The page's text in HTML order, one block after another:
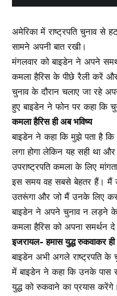
अमेरिका में राष्ट्रपति चुनाव से
सामने अपनी बात रखी।
मंगलवार को बाइडेन ने अपने
कमला हैरिस के पीछे रैली करें
चुनाव के दौरान चलाए जा रहे
हुए बाइडेन ने फोन पर कहा कि
कमला हैरिस ही अब भविष्य
बाइडेन ने कहा कि मुझे पता है
लगा होगा लेकिन यह सही था
उपराष्ट्रपति कमला के लिए
इस समय वह सबसे बेहतर हैं। मैं
उतरूंगा और जो मैं उनके लिए
बाइडेन ने अपने चुनाव न लड़ने
कमला हैरिस को अपना समर्थन दे
इजरायल- हमास युद्ध रुकवाकर
बाइडेन अभी अगले राष्ट्रपति के
में बाइडेन ने कहा कि उनके पास
युद्ध को रुकवाने का प्रयास करेंगे।